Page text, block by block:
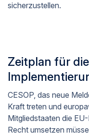
sicherzustellen.
Zeitplan für
CESOP, das neue
Kraft treten und
Mitgliedstaaten die
Recht umsetzen